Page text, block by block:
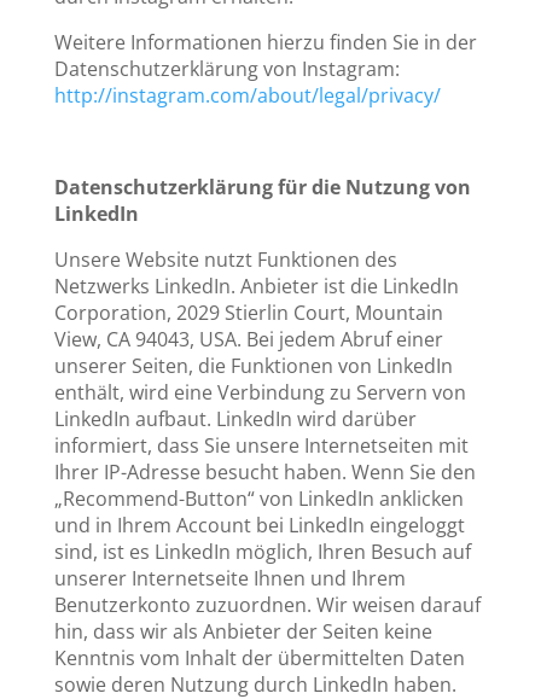
Weitere Informationen hierzu finden Sie in der
Datenschutzerklärung von Instagram:
http://instagram.com/about/legal/privacy/
Datenschutzerklärung für die Nutzung von
LinkedIn
Unsere Website nutzt Funktionen des
Netzwerks LinkedIn. Anbieter ist die LinkedIn
Corporation, 2029 Stierlin Court, Mountain
View, CA 94043, USA. Bei jedem Abruf einer
unserer Seiten, die Funktionen von LinkedIn
enthält, wird eine Verbindung zu Servern von
LinkedIn aufbaut. LinkedIn wird darüber
informiert, dass Sie unsere Internetseiten mit
Ihrer IP-Adresse besucht haben. Wenn Sie den
„Recommend-Button“ von LinkedIn anklicken
und in Ihrem Account bei LinkedIn eingeloggt
sind, ist es LinkedIn möglich, Ihren Besuch auf
unserer Internetseite Ihnen und Ihrem
Benutzerkonto zuzuordnen. Wir weisen darauf
hin, dass wir als Anbieter der Seiten keine
Kenntnis vom Inhalt der übermittelten Daten
sowie deren Nutzung durch LinkedIn haben.